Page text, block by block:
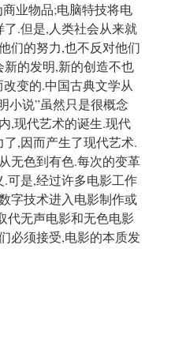
业物品;电脑特技将电
.但是,人类社会从来就
们的努力,也不反对他们
的发明,新的创造不也
变的.中国古典文学从
小说”虽然只是很概念
,现代艺术的诞生.现代
,因而产生了现代艺术.
无色到有色.每次的变革
可是,经过许多电影工作
字技术进入电影制作或
代无声电影和无色电影
必须接受,电影的本质发